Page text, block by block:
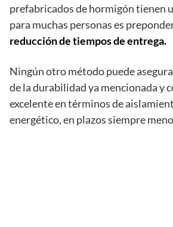
prefabricados de hormigón tienen
para muchas personas es
reducción de tiempos de entrega.
Ningún otro método puede
de la durabilidad ya mencionada y
excelente en términos de
energético, en plazos siempre